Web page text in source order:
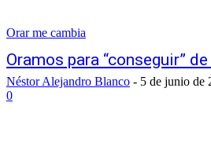
Orar me cambia
Oramos para “conseguir”
Néstor Alejandro Blanco - 5 de junio de
0